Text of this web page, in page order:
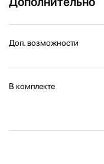
Доп. возможности
В комплекте